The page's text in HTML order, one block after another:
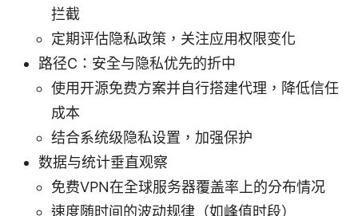
拦截
定期评估隐私政策，关注应用权限变化
路径C：安全与隐私优先的折中
使用开源免费方案并自行搭建代理，降低信任
成本
结合系统级隐私设置，加强保护
数据与统计垂直观察
免费VPN在全球服务器覆盖率上的分布情况
速度随时间的波动规律（如峰值时段）